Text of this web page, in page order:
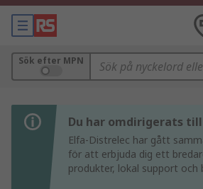
Sök efter MPN
Du har omdirigerats till
Elfa-Distrelec har gått
för att erbjuda dig ett
produkter, lokal support och